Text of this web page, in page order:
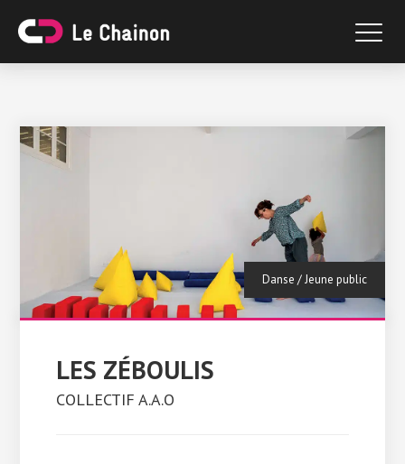
LES ZÉBOULIS
COLLECTIF A.A.O
Danse /Jeune public